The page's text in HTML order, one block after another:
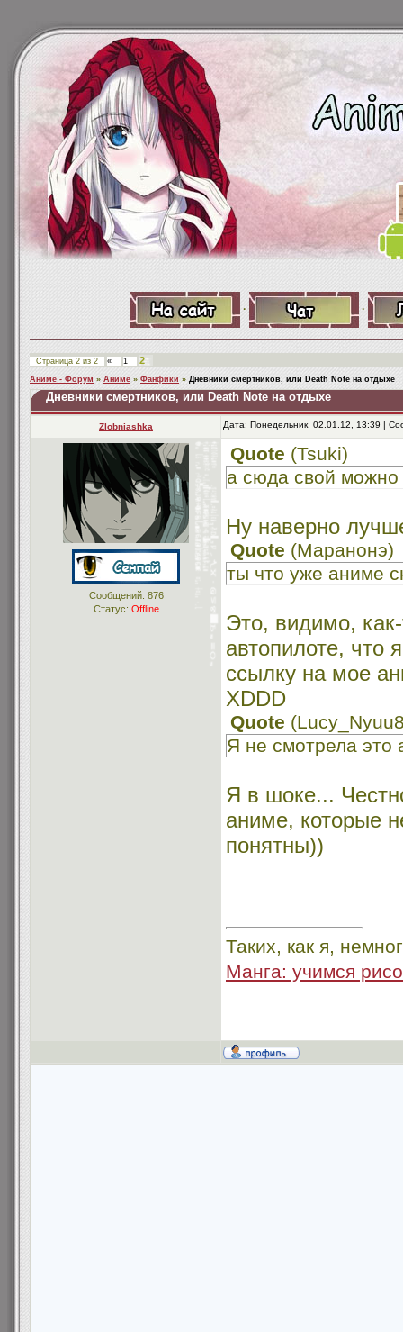
· ·
Страница 2 из 2 « 1 2
Аниме - Форум » Аниме » Фанфики » Дневники смертников, или Death Note на отдыхе
Дневники смертников, или Death Note на отдыхе
Zlobniashka Дата: Понедельник, 02.01.12, 13:39 |
Сообщений: 876
Статус: Offline
Quote (Tsuki)
а сюда свой можно
Ну наверно
Quote (Маранонэ)
ты что уже аниме
Это, видимо,
автопилоте, что
ссылку на мое
XDDD
Quote (
Я не смотрела это
Я в шоке...
аниме, которые
понятны))
Таких, как я,
Манга: учимся